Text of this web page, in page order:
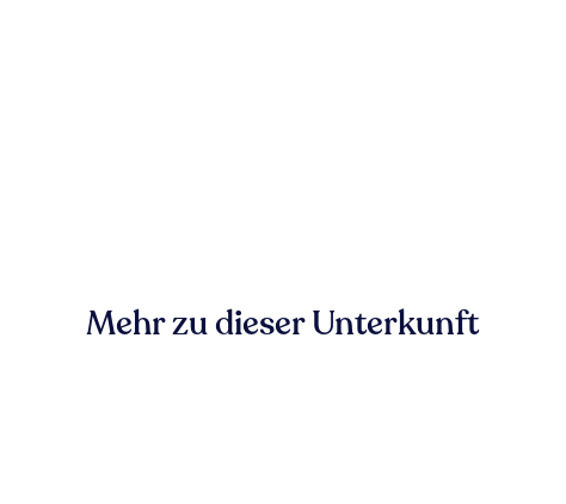
Mehr zu dieser Unterkunft